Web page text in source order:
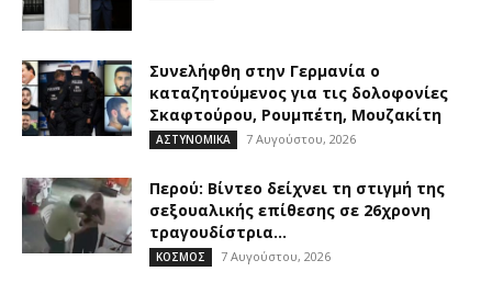
Συνελήφθη στην Γερμανία ο
καταζητούμενος για τις δολοφονίες
Σκαφτούρου, Ρουμπέτη, Μουζακίτη
ΑΣΤΥΝΟΜΙΚΑ 7 Αυγούστου, 2026
Περού: Βίντεο δείχνει τη στιγμή της
σεξουαλικής επίθεσης σε 26χρονη
τραγουδίστρια...
ΚΟΣΜΟΣ 7 Αυγούστου, 2026